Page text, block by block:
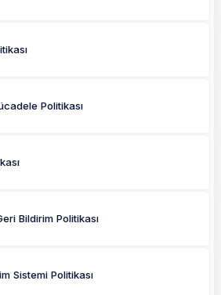
Politikası
Bildirim Politikası
Sistemi Politikası